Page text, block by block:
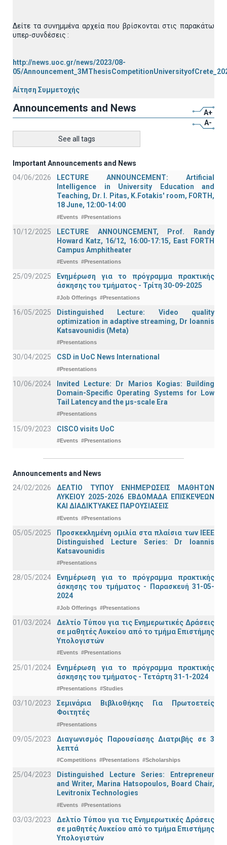
Δείτε τα συνημμένα αρχεία που βρίσκονται στις παρακάτω
υπερ-συνδέσεις :
http://news.uoc.gr/news/2023/08-
05/
Αίτηση Συμμετοχής
Announcements and News
A+
A-
See all tags
Important Announcements and News
04/06/2026
LECTURE ANNOUNCEMENT: Artificial
Intelligence in University Education and
Teaching, Dr. I. Pitas, K.Fotakis' room, FORTH,
18 June, 12:00-14:00
#Events #Presentations
10/12/2025
LECTURE ANNOUNCEMENT, Prof. Randy
Howard Katz, 16/12, 16:00-17:15, East FORTH
Campus Amphitheater
#Events #Presentations
25/09/2025
Ενημέρωση για το πρόγραμμα πρακτικής
άσκησης του τμήματος - Τρίτη 30-09-2025
#Job Offerings #Presentations
16/05/2025
Distinguished Lecture: Video quality
optimization in adaptive streaming, Dr Ioannis
Katsavounidis (Meta)
#Presentations
30/04/2025 CSD in UoC News International
#Presentations
10/06/2024
Invited Lecture: Dr Marios Kogias: Building
Domain-Specific Operating Systems for Low
Tail Latency and the μs-scale Era
#Presentations
15/09/2023 CISCO visits UoC
#Events #Presentations
Announcements and News
24/02/2026
ΔΕΛΤΙΟ ΤΥΠΟΥ ΕΝΗΜΕΡΩΣΕΙΣ ΜΑΘΗΤΩΝ
ΛΥΚΕΙΟΥ 2025-2026 ΕΒΔΟΜΑΔΑ ΕΠΙΣΚΕΨΕΩΝ
ΚΑΙ ΔΙΑΔΙΚΤΥΑΚΕΣ ΠΑΡΟΥΣΙΑΣΕΙΣ
#Events #Presentations
05/05/2025
Προσκεκλημένη ομιλία στα πλαίσια των IEEE
Distinguished Lecture Series: Dr Ioannis
Katsavounidis
#Presentations
28/05/2024
Ενημέρωση για το πρόγραμμα πρακτικής
άσκησης του τμήματος - Παρασκευή 31-05-
2024
#Job Offerings #Presentations
01/03/2024
Δελτίο Τύπου για τις Ενημερωτικές Δράσεις
σε μαθητές Λυκείου από το τμήμα Επιστήμης
Υπολογιστών
#Events #Presentations
25/01/2024
Ενημέρωση για το πρόγραμμα πρακτικής
άσκησης του τμήματος - Τετάρτη 31-1-2024
#Presentations #Studies
03/10/2023
Σεμινάρια Βιβλιοθήκης Για Πρωτοετείς
Φοιτητές
#Presentations
09/05/2023
Διαγωνισμός Παρουσίασης Διατριβής σε 3
λεπτά
#Competitions #Presentations #Scholarships
25/04/2023
Distinguished Lecture Series: Entrepreneur
and Writer, Marina Hatsopoulos, Board Chair,
Levitronix Technologies
#Events #Presentations
03/03/2023
Δελτίο Τύπου για τις Ενημερωτικές Δράσεις
σε μαθητές Λυκείου από το τμήμα Επιστήμης
Υπολογιστών